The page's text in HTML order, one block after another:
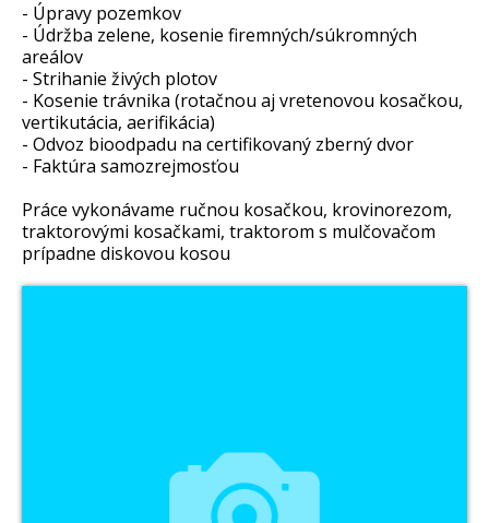
- Úpravy pozemkov
- Údržba zelene, kosenie firemných/súkromných
areálov
- Strihanie živých plotov
- Kosenie trávnika (rotačnou aj vretenovou kosačkou,
vertikutácia, aerifikácia)
- Odvoz bioodpadu na certifikovaný zberný dvor
- Faktúra samozrejmosťou
Práce vykonávame ručnou kosačkou, krovinorezom,
traktorovými kosačkami, traktorom s mulčovačom
prípadne diskovou kosou